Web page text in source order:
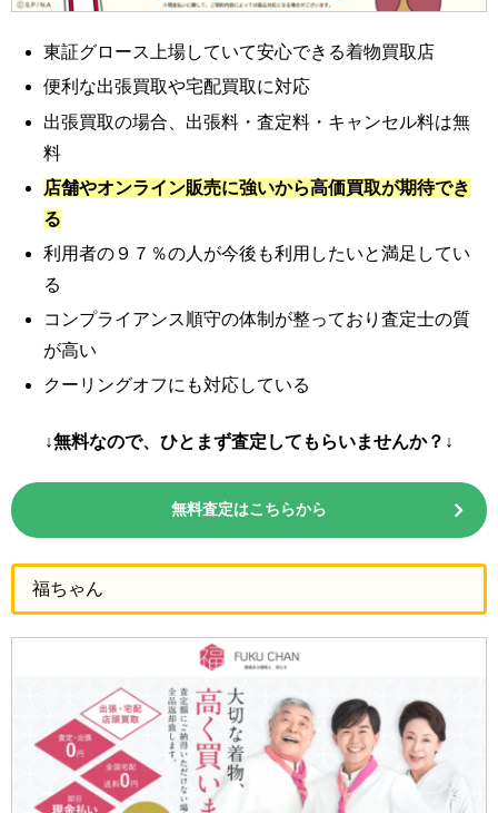
東証グロース上場していて安心できる着物買取店
便利な出張買取や宅配買取に対応
出張買取の場合、出張料・査定料・キャンセル料は無
料
店舗やオンライン販売に強いから高価買取が期待でき
る
利用者の９７％の人が今後も利用したいと満足してい
る
コンプライアンス順守の体制が整っており査定士の質
が高い
クーリングオフにも対応している
↓無料なので、ひとまず査定してもらいませんか？↓
無料査定はこちらから
福ちゃん